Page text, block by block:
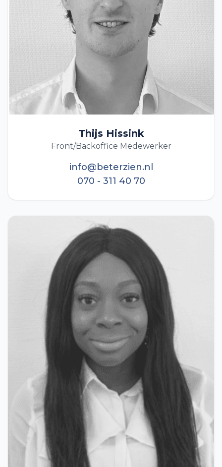
Thijs Hissink
Front/Backoffice Medewerker
info@beterzien.nl
070 - 311 40 70